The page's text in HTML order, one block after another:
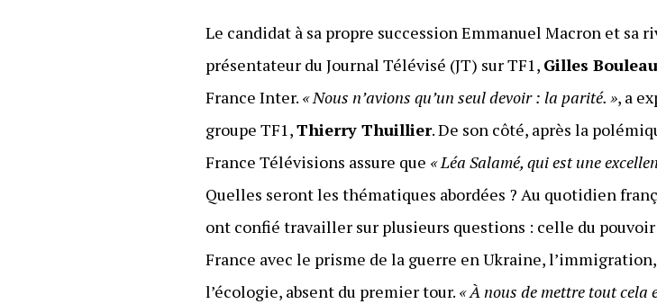
Le candidat à sa propre succession Emmanuel Macron et sa
présentateur du Journal Télévisé (JT) sur TF1, Gilles Bouleau
France Inter. « Nous n’avions qu’un seul devoir : la parité. », a
groupe TF1,Thierry Thuillier. De son côté, après la
France Télévisions assure que « Léa Salamé, qui est une
Quelles seront les thématiques abordées ? Au quotidien
ont confié travailler sur plusieurs questions : celle du
France avec le prisme de la guerre en Ukraine,
l’écologie, absent du premier tour. « À nous de mettre tout cela